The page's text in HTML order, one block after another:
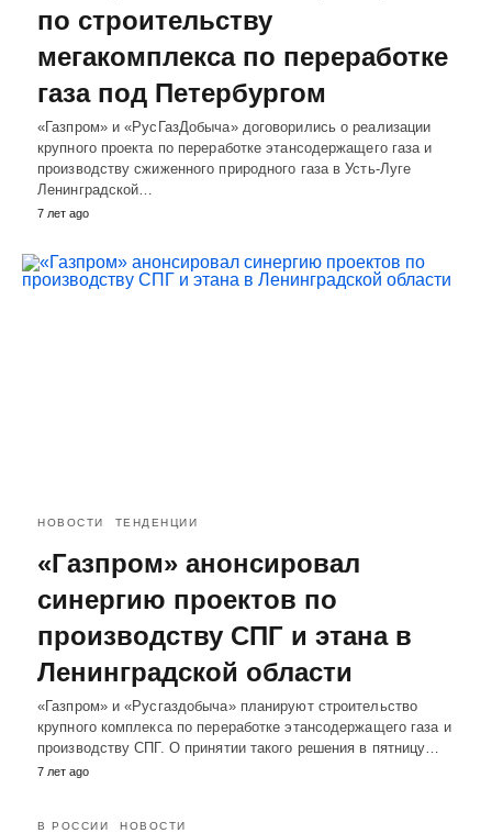
по строительству
мегакомплекса по переработке
газа под Петербургом
«Газпром» и «РусГазДобыча» договорились о реализации
крупного проекта по переработке этансодержащего газа и
производству сжиженного природного газа в Усть-Луге
Ленинградской…
7 лет ago
НОВОСТИ ТЕНДЕНЦИИ
«Газпром» анонсировал
синергию проектов по
производству СПГ и этана в
Ленинградской области
«Газпром» и «Русгаздобыча» планируют строительство
крупного комплекса по переработке этансодержащего газа и
производству СПГ. О принятии такого решения в пятницу…
7 лет ago
В РОССИИ НОВОСТИ